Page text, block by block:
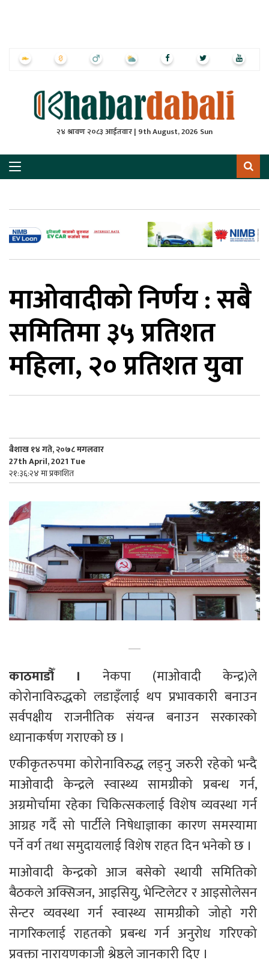
२४ श्रावण २०८३ आईतवार | 9th August, 2026 Sun
माओवादीको निर्णय : सबै
समितिमा ३५ प्रतिशत
महिला, २० प्रतिशत युवा
बैशाख १४ गते, २०७८ मगलवार
27th April, 2021 Tue
२१:३६:२४ मा प्रकाशित
काठमाडौँ । नेकपा (माओवादी केन्द्र)ले
कोरोनाविरुद्धको लडाइँलाई थप प्रभावकारी बनाउन
सर्वपक्षीय राजनीतिक संयन्त्र बनाउन सरकारको
ध्यानाकर्षण गराएको छ ।
एकीकृतरुपमा कोरोनाविरुद्ध लड्नु जरुरी रहेको भन्दै
माओवादी केन्द्रले स्वास्थ्य सामग्रीको प्रबन्ध गर्न,
अग्रमोर्चामा रहेका चिकित्सकलाई विशेष व्यवस्था गर्न
आग्रह गर्दै सो पार्टीले निषेधाज्ञाका कारण समस्यामा
पर्ने वर्ग तथा समुदायलाई विशेष राहत दिन भनेको छ ।
माओवादी केन्द्रको आज बसेको स्थायी समितिको
बैठकले अक्सिजन, आइसियु, भेन्टिलेटर र आइसोलेसन
सेन्टर व्यवस्था गर्न स्वास्थ्य सामग्रीको जोहो गरी
नागरिकलाई राहतको प्रबन्ध गर्न अनुरोध गरिएको
प्रवक्ता नारायणकाजी श्रेष्ठले जानकारी दिए ।